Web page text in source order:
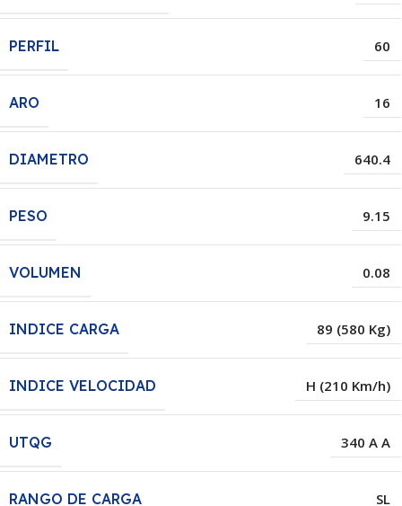
PERFIL 60
ARO 16
DIAMETRO 640.4
PESO 9.15
VOLUMEN 0.08
INDICE CARGA 89 (580 Kg)
INDICE VELOCIDAD H (210 Km/h)
UTQG 340 A A
RANGO DE CARGA SL